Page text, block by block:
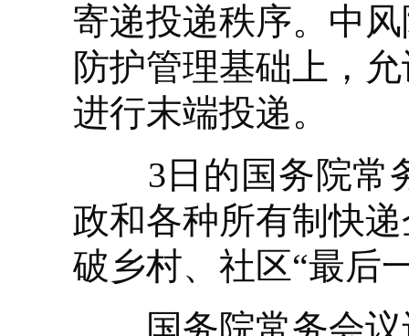
寄递投递秩序。中
防护管理基础上，
进行末端投递。
3日的国务院常务
政和各种所有制快
破乡村、社区“最后